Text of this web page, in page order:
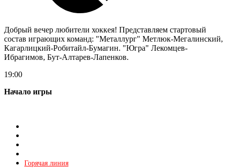
Добрый вечер любители хоккея! Представляем стартовый
состав играющих команд: "Металлург" Метлюк-Мегалинский,
Кагарлицкий-Робитайл-Бумагин. "Югра" Лекомцев-
Ибрагимов, Бут-Алтарев-Лапенков.
19:00
Начало игры
Горячая линия